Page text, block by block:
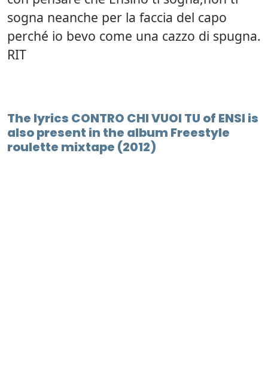
sogna neanche per la faccia del capo
perché io bevo come una cazzo di spugna.
RIT
The lyrics CONTRO CHI VUOI TU of ENSI is
also present in the album Freestyle
roulette mixtape (2012)